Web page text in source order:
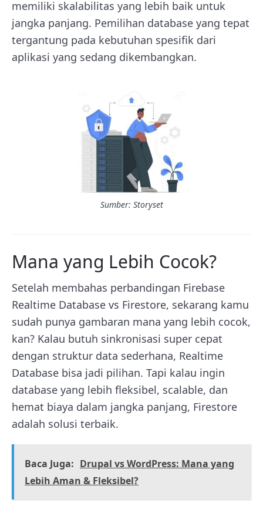
memiliki skalabilitas yang lebih baik untuk
jangka panjang. Pemilihan database yang tepat
tergantung pada kebutuhan spesifik dari
aplikasi yang sedang dikembangkan.
Sumber: Storyset
Mana yang Lebih Cocok?
Setelah membahas perbandingan Firebase
Realtime Database vs Firestore, sekarang kamu
sudah punya gambaran mana yang lebih cocok,
kan? Kalau butuh sinkronisasi super cepat
dengan struktur data sederhana, Realtime
Database bisa jadi pilihan. Tapi kalau ingin
database yang lebih fleksibel, scalable, dan
hemat biaya dalam jangka panjang, Firestore
adalah solusi terbaik.
Baca Juga: Drupal vs WordPress: Mana yang
Lebih Aman & Fleksibel?